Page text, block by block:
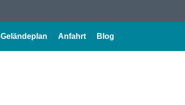
Geländeplan Anfahrt Blog